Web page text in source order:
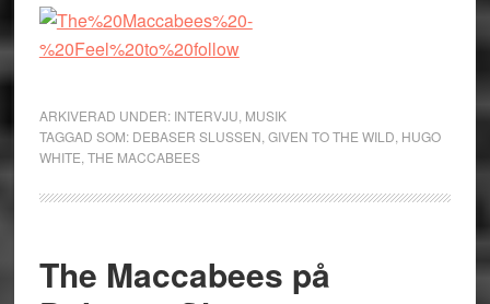
ARKIVERAD UNDER: INTERVJU MUSIK
TAGGAD SOM: DEBASER SLUSSEN GIVEN TO THE WILD HUGO
WHITE THE MACCABEES
The Maccabees på